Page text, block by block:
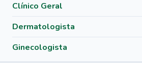
Clínico Geral
Dermatologista
Ginecologista